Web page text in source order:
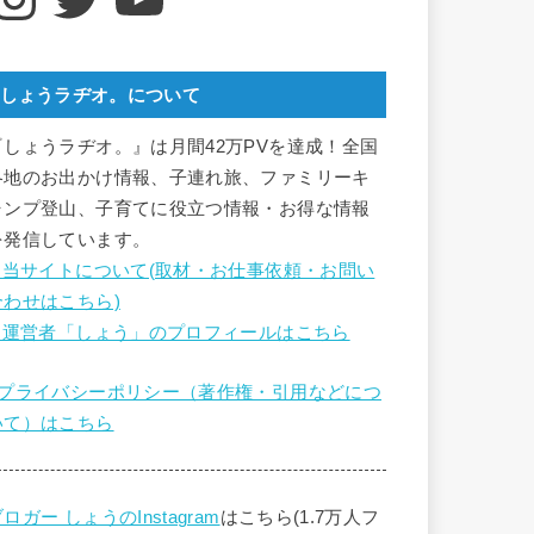
しょうラヂオ。について
しょうラヂオ。』は月間42万PVを達成！全国
地のお出かけ情報、子連れ旅、ファミリーキ
ンプ登山、子育てに役立つ情報・お得な情報
信しています。
サイトについて(取材・お仕事依頼・お問い
わせはこちら)
営者「しょう」のプロフィールはこちら
ライバシーポリシー（著作権・引用などにつ
て）はこちら
ロガー しょうのInstagramはこちら(1.7万人フ